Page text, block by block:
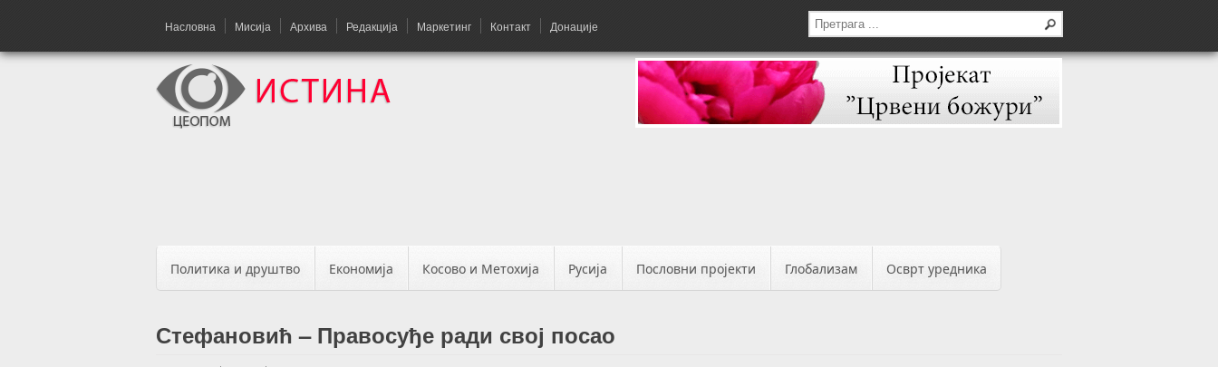
Насловна Мисија Архива Редакција Маркетинг Контакт Донације
Политика и друштво Економија Косово и Метохија Русија Пословни пројекти Глобализам Осврт уредника
Стефановић – Правосуђе ради свој посао